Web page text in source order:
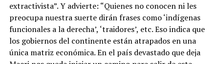
extractivista”. Y advierte: “Quienes no conocen ni les
preocupa nuestra suerte dirán frases como ‘indígenas
funcionales a la derecha’, ‘traidores’, etc. Eso indica que
los gobiernos del continente están atrapados en una
única matriz económica. En el país devastado que deja